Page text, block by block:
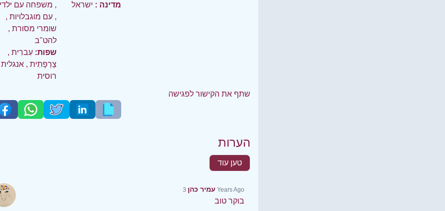
, משפחה עם
, עם מוגבלויות ,
שומרי מסורת ,
להט"ב
שפות: עִברִית ,
צָרְפָתִית , אנגלית
רוסית
מדינה : ישראל
שתף את הקישור לפגישה
הערות
טען עוד
עמיר כהן 3 Years Ago
בוקר טוב